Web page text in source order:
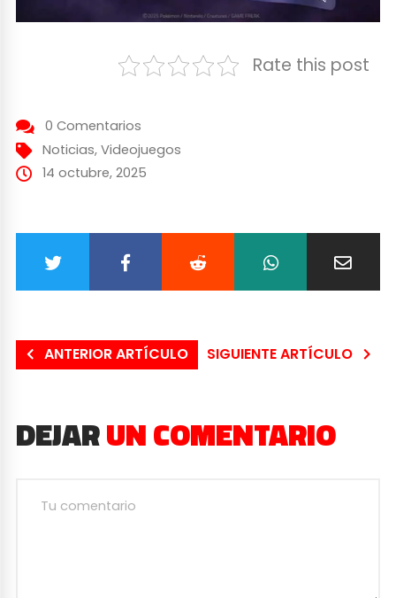
Rate this post
0 Comentarios
Noticias, Videojuegos
14 octubre, 2025
ANTERIOR ARTÍCULO SIGUIENTE ARTÍCULO
DEJARUN COMENTARIO